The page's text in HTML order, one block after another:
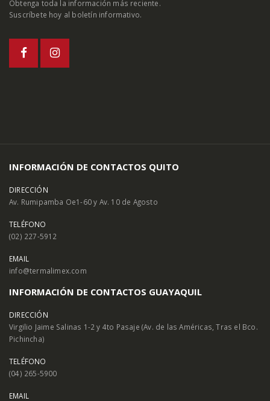
Obtenga toda la información más reciente.
Suscríbete hoy al boletín informativo.
INFORMACIÓN DE CONTACTOS QUITO
DIRECCIÓN
Av. Rumipamba Oe1-60 y Av. 10 de Agosto
TELÉFONO
(02) 227-5912
EMAIL
info@termalimex.com
INFORMACIÓN DE CONTACTOS GUAYAQUIL
DIRECCIÓN
Virgilio Jaime Salinas 1-2 y 4to Pasaje (Av. de las Américas, Tras el Bco.
Pichincha)
TELÉFONO
(04) 265-5900
EMAIL